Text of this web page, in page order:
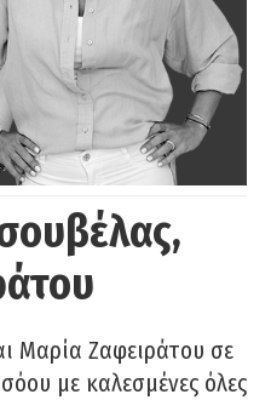
Μαρία Ζαφειράτου σε
με καλεσμένες όλες